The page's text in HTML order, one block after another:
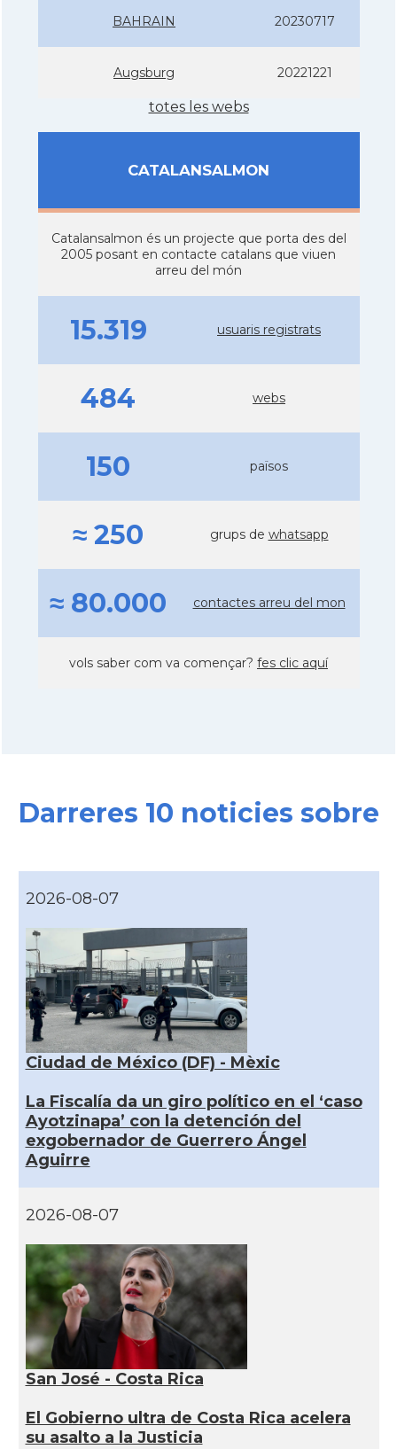
BAHRAIN 20230717
Augsburg 20221221
totes les webs
CATALANSALMON
Catalansalmon és un projecte que porta des del
2005 posant en contacte catalans que viuen
arreu del món
15.319 usuaris registrats
484 webs
150 països
≈ 250 grups de whatsapp
≈ 80.000 contactes arreu del mon
vols saber com va començar? fes clic aquí
Darreres 10 noticies sobre
2026-08-07
Ciudad de México (DF) - Mèxic
La Fiscalía da un giro político en el ‘caso
Ayotzinapa’ con la detención del
exgobernador de Guerrero Ángel
Aguirre
2026-08-07
San José - Costa Rica
El Gobierno ultra de Costa Rica acelera
su asalto a la Justicia